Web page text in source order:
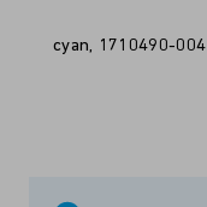
cyan, 1710490-004